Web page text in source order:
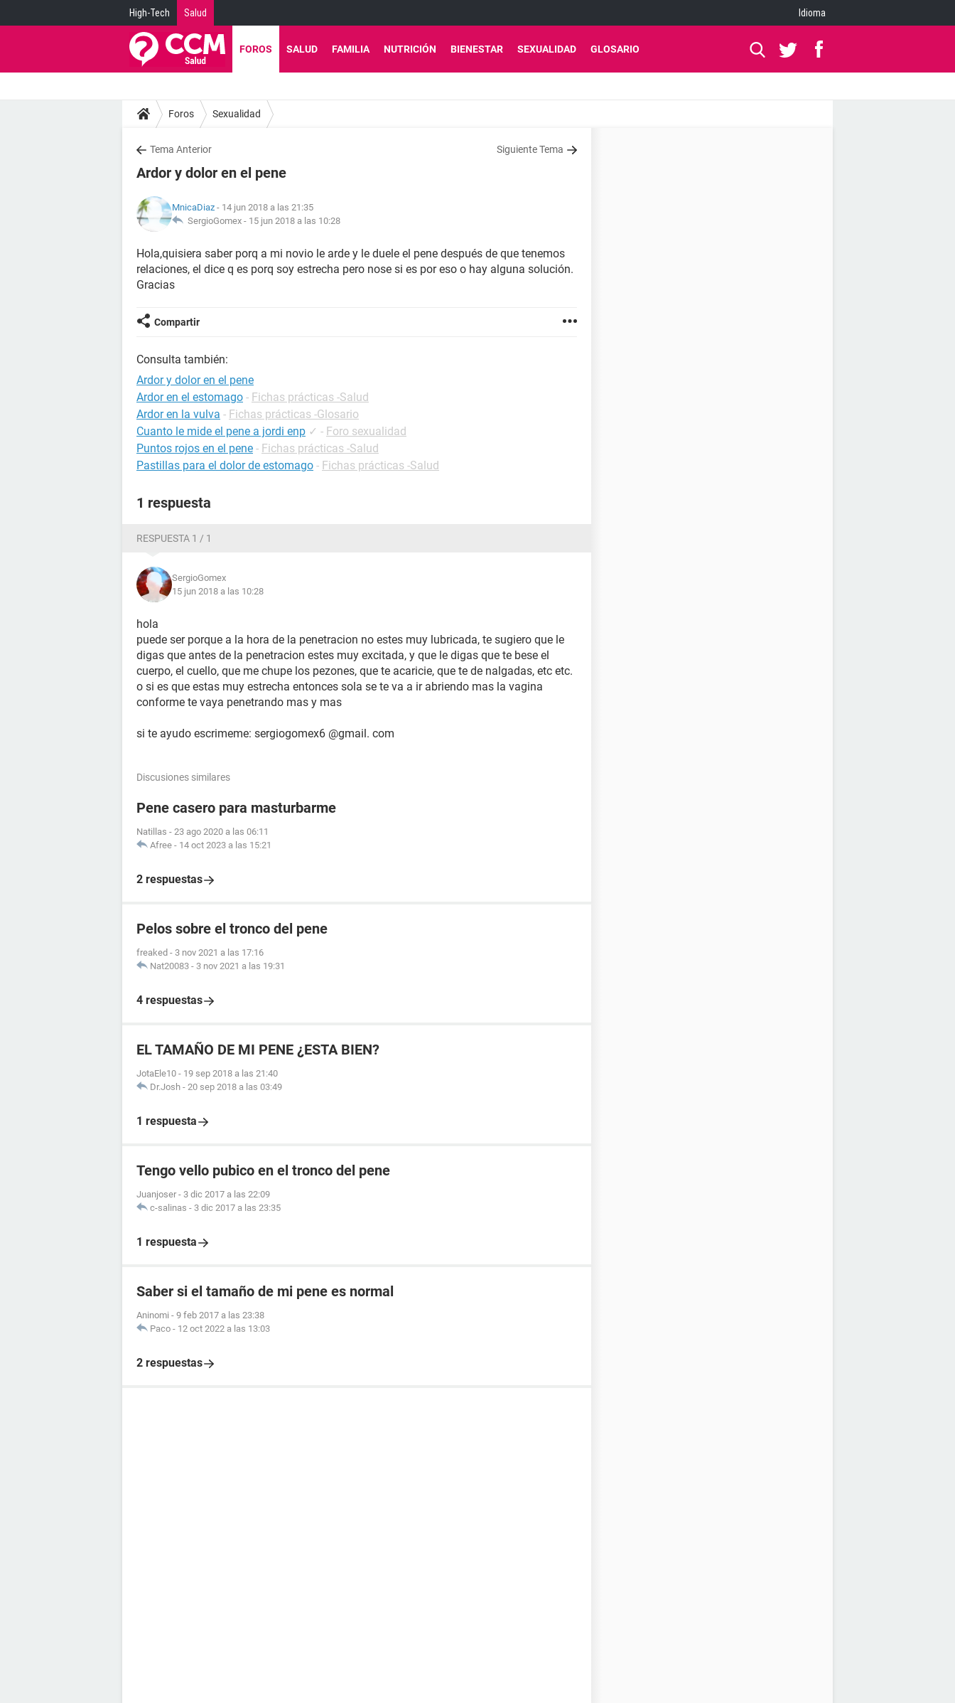
High-Tech Salud Idioma
FOROS SALUD FAMILIA NUTRICIÓN BIENESTAR SEXUALIDAD GLOSARIO
Foros Sexualidad
Tema Anterior Siguiente Tema
Ardor y dolor en el pene
MnicaDiaz - 14 jun 2018 a las 21:35
SergioGomex - 15 jun 2018 a las 10:28
Hola,quisiera saber porq a mi novio le arde y le duele el pene después de que tenemos
relaciones, el dice q es porq soy estrecha pero nose si es por eso o hay alguna solución.
Gracias
Compartir
Consulta también:
Ardor y dolor en el pene
Ardor en el estomago - Fichas prácticas -Salud
Ardor en la vulva - Fichas prácticas -Glosario
Cuanto le mide el pene a jordi enp ✓ - Foro sexualidad
Puntos rojos en el pene - Fichas prácticas -Salud
Pastillas para el dolor de estomago - Fichas prácticas -Salud
1 respuesta
RESPUESTA 1 / 1
SergioGomex
15 jun 2018 a las 10:28
hola
puede ser porque a la hora de la penetracion no estes muy lubricada, te sugiero que le
digas que antes de la penetracion estes muy excitada, y que le digas que te bese el
cuerpo, el cuello, que me chupe los pezones, que te acaricie, que te de nalgadas, etc etc.
o si es que estas muy estrecha entonces sola se te va a ir abriendo mas la vagina
conforme te vaya penetrando mas y mas
si te ayudo escrimeme: sergiogomex6 @gmail. com
Discusiones similares
Pene casero para masturbarme
Natillas - 23 ago 2020 a las 06:11
Afree - 14 oct 2023 a las 15:21
2 respuestas
Pelos sobre el tronco del pene
freaked - 3 nov 2021 a las 17:16
Nat20083 - 3 nov 2021 a las 19:31
4 respuestas
EL TAMAÑO DE MI PENE ¿ESTA BIEN?
JotaEle10 - 19 sep 2018 a las 21:40
Dr.Josh - 20 sep 2018 a las 03:49
1 respuesta
Tengo vello pubico en el tronco del pene
Juanjoser - 3 dic 2017 a las 22:09
c-salinas - 3 dic 2017 a las 23:35
1 respuesta
Saber si el tamaño de mi pene es normal
Aninomi - 9 feb 2017 a las 23:38
Paco - 12 oct 2022 a las 13:03
2 respuestas